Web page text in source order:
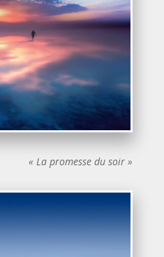
« La promesse du soir »